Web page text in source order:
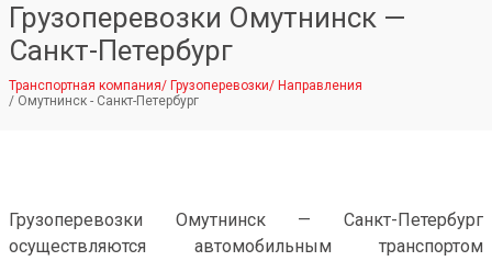
Грузоперевозки Омутнинск —
Санкт-Петербург
Транспортная компания/ Грузоперевозки/ Направления
/ Омутнинск - Санкт-Петербург
Грузоперевозки Омутнинск — Санкт-Петербург
осуществляются автомобильным транспортом